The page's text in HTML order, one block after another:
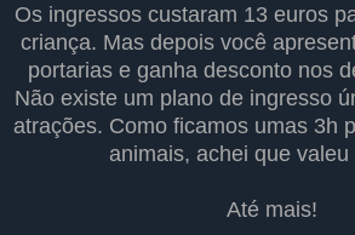
Os ingressos custaram 13 euros
criança. Mas depois você
portarias e ganha desconto nos
Não existe um plano de ingresso
atrações. Como ficamos umas 3h
animais, achei que valeu
Até mais!